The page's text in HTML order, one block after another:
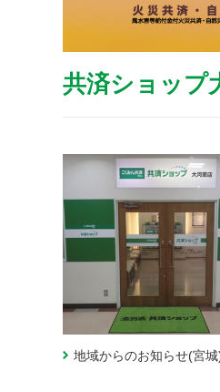
共済ショップ
地域からのお知らせ(宮城